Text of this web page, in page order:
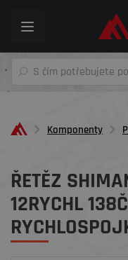
Toggle
Komponenty
ŘETĚZ
12RYCHL